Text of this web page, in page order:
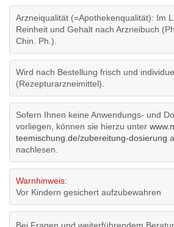
Arzneiqualität (=Apothekenqualität): Im
Reinheit und Gehalt nach Arzneibuch
Chin. Ph.).
Wird nach Bestellung frisch und
(Rezepturarzneimittel).
Sofern Ihnen keine Anwendungs- und
vorliegen, können sie hierzu unter
teemischung.de/zubereitung-dosierung
nachlesen.
Warnhinweis:
Vor Kindern gesichert aufzubewahren